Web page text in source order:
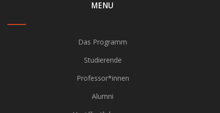
MENU
Das Programm
Studierende
Professor*innen
Alumni